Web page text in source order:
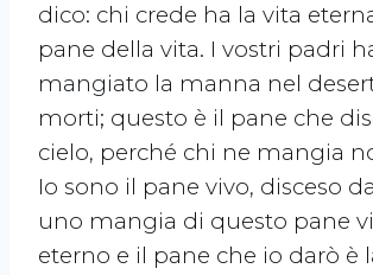
dico: chi crede ha la vita
pane della vita. I vostri padri
mangiato la manna nel
morti; questo è il pane che
cielo, perché chi ne mangia
Io sono il pane vivo, disceso
uno mangia di questo pane
eterno e il pane che io darò è